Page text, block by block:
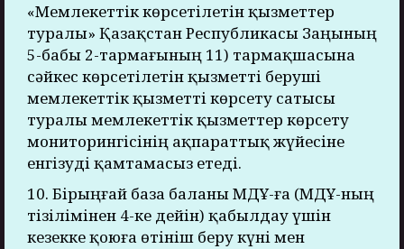
«Мемлекеттік көрсетілетін қызметтер
туралы» Қазақстан Республикасы Заңының
5-бабы 2-тармағының 11) тармақшасына
сәйкес көрсетілетін қызметті беруші
мемлекеттік қызметті көрсету сатысы
туралы мемлекеттік қызметтер көрсету
мониторингісінің ақпараттық жүйесіне
енгізуді қамтамасыз етеді.
10. Бірыңғай база баланы МДҰ-ға (МДҰ-ның
тізілімінен 4-ке дейін) қабылдау үшін
кезекке қоюға өтініш беру күні мен